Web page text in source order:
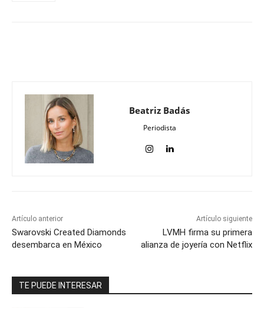
Beatriz Badás
Periodista
Artículo anterior
Swarovski Created Diamonds
desembarca en México
Artículo siguiente
LVMH firma su primera
alianza de joyería con Netflix
TE PUEDE INTERESAR